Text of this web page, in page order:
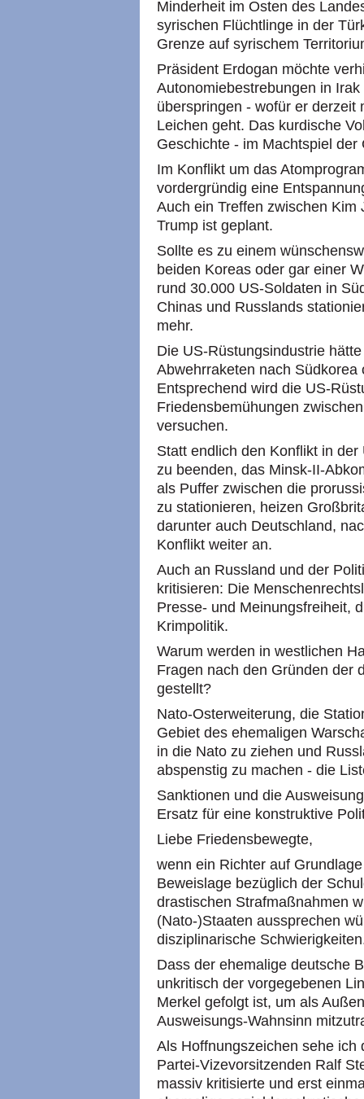
Minderheit im Osten des
syrischen Flüchtlinge in der
Grenze auf syrischem
Präsident Erdogan möchte
Autonomiebestrebungen in
überspringen - wofür er derzeit
Leichen geht. Das kurdische
Geschichte - im Machtspiel
Im Konflikt um das
vordergründig eine
Auch ein Treffen zwischen
Trump ist geplant.
Sollte es zu einem
beiden Koreas oder gar einer
rund 30.000 US-Soldaten in
Chinas und Russlands
mehr.
Die US-Rüstungsindustrie
Abwehrraketen nach
Entsprechend wird die US-
Friedensbemühungen
versuchen.
Statt endlich den Konflikt in
zu beenden, das Minsk-II-
als Puffer zwischen die
zu stationieren, heizen
darunter auch Deutschland,
Konflikt weiter an.
Auch an Russland und der
kritisieren: Die
Presse- und Meinungsfreiheit,
Krimpolitik.
Warum werden in westlichen
Fragen nach den Gründen der
gestellt?
Nato-Osterweiterung, die
Gebiet des ehemaligen
in die Nato zu ziehen und
abspenstig zu machen - die
Sanktionen und die
Ersatz für eine konstruktive
Liebe Friedensbewegte,
wenn ein Richter auf
Beweislage bezüglich der
drastischen Strafmaßnahmen
(Nato-)Staaten aussprechen
disziplinarische
Dass der ehemalige deutsche
unkritisch der vorgegebenen
Merkel gefolgt ist, um als
Ausweisungs-Wahnsinn
Als Hoffnungszeichen sehe
Partei-Vizevorsitzenden Ralf
massiv kritisierte und erst